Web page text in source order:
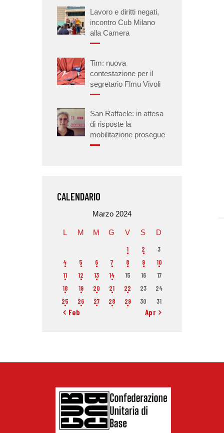
Lavoro e diritti negati,
incontro Cub Milano
alla Camera
Tim: nuova
contestazione per il
segretario Flmu Vivoli
San Raffaele: in attesa
di risposte la
mobilitazione prosegue
CALENDARIO
Marzo 2024
L M M G V S D
1 2
3
4
5 6 7 8 9
10
11
12 13 14 15 16
17
18
19 20 21 22 23
24
25
26 27 28 29 30 31
« Feb Apr »